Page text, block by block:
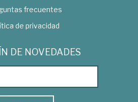
frecuentes
de privacidad
DE NOVEDADES